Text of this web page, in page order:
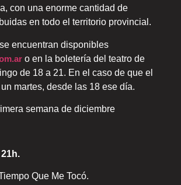
con una enorme cantidad de
en todo el territorio provincial.
encuentran disponibles
o en la boletería del teatro de
de 18 a 21. En el caso de que el
martes, desde las 18 ese día.
semana de diciembre
Que Me Tocó.